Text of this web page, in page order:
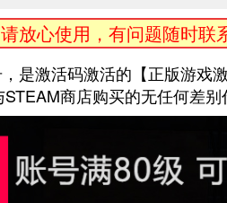
放心使用，有问题随时联
是激活码激活的【正版游戏
商店购买的无任何差